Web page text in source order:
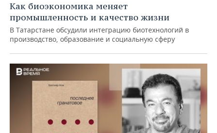
Как биоэкономика меняет
промышленность и качество жизни
В Татарстане обсудили интеграцию биотехнологий в
производство, образование и социальную сферу